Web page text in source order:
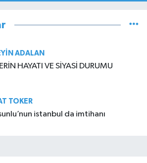
ADALAN
HAYATI VE SİYASİ DURUMU
TOKER
istanbul da imtihanı